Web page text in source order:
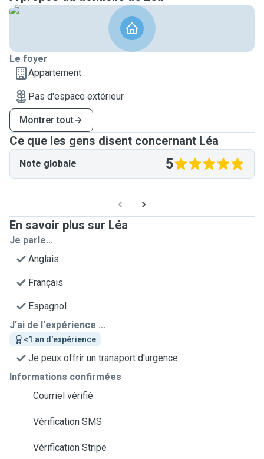
Le foyer
Appartement
Pas d'espace extérieur
Montrer tout
Ce que les gens disent concernant Léa
Note globale 5
En savoir plus sur Léa
Je parle...
Anglais
Français
Espagnol
J'ai de l'expérience ...
<1 an d'expérience
Je peux offrir un transport d'urgence
Informations confirmées
Courriel vérifié
Vérification SMS
Vérification Stripe